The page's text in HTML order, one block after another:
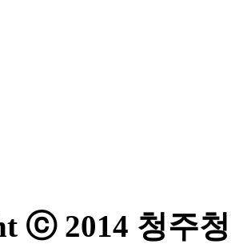
ⓒ 2014 청주